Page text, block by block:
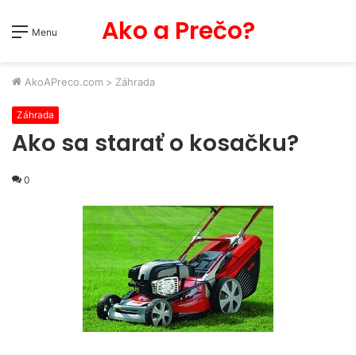
Menu Ako a Prečo?
AkoAPreco.com > Záhrada
Záhrada
Ako sa starať o kosačku?
0